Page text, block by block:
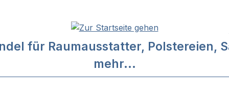
für Raumausstatter, Polstereien,
mehr...